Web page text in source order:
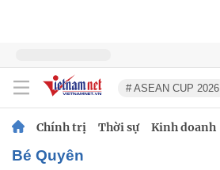
# ASEAN CUP 2026
Chính trị Thời sự Kinh doanh
Bé Quyên